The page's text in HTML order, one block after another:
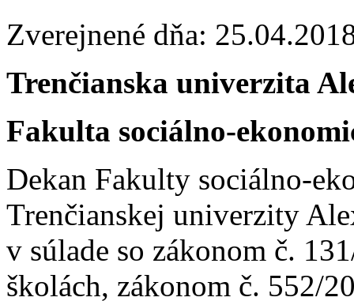
Zverejnené dňa:
Trenčianska univerzita
Fakulta sociálno-
Dekan Fakulty sociálno-
Trenčianskej univerzity
v súlade so zákonom č.
školách, zákonom č. 552/